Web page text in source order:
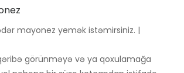
mayonez yemək istəmirsiniz. |
görünməyə və ya qoxulamağa